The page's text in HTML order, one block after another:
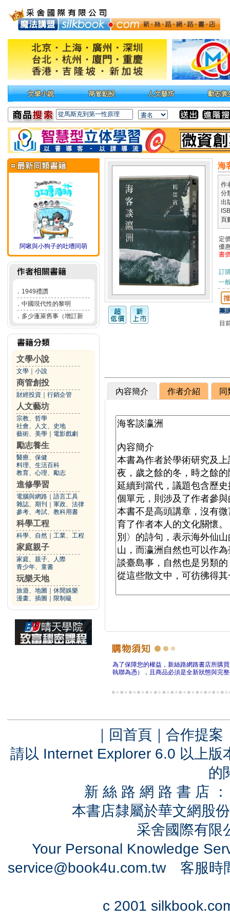
阿啾與小狗子的吐嘈同萌
． 1949禮讚
． 中國現代性的黎明
． 多少蓬萊舊事（增訂新
文學小說
文學 小說
商管創投
財經投資 行銷企管
人文藝坊
宗教、哲學
社會、人文、史地
藝術、美學
電影戲劇
勵志養生
醫療、保健
料理、生活百科
教育、心理、勵志
進修學習
電腦與網路
語言工具
雜誌、期刊
軍政、法律
參考、考試、教科用書
科學工程
科學、自然 工業、工程
家庭親子
家庭、親子、人際
青少年、童書
玩樂天地
旅遊、地圖
休閒娛樂
漫畫、插圖
限制級
海
作
分
出
頁
定
優
書
訂
一
團
目
內容簡介 作者介紹 同
為了保障您的權益，新絲路網路書店所購
執聯為憑），且商品必須是全新狀態與完
｜ 回首頁 ｜ 合作提案
請以 Internet Explorer 6.0 以上
的
新 絲 路 網 路 書 店
本書店隸屬於華文網股
采舍國際有
Your Personal Knowledge
service@book4u.com.tw客服時
c 2001